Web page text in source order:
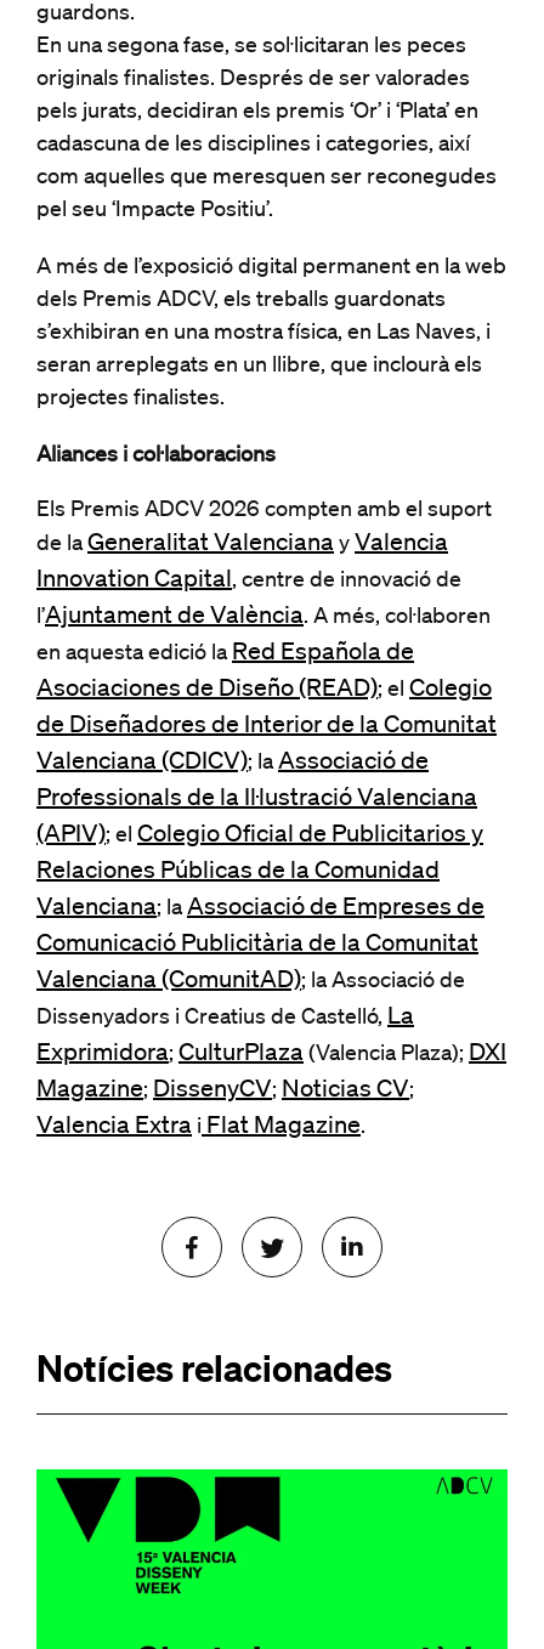
guardons.
En una segona fase, se sol·licitaran les peces
originals finalistes. Després de ser valorades
pels jurats, decidiran els premis ‘Or’ i ‘Plata’ en
cadascuna de les disciplines i categories, així
com aquelles que meresquen ser reconegudes
pel seu ‘Impacte Positiu’.
A més de l’exposició digital permanent en la web
dels Premis ADCV, els treballs guardonats
s’exhibiran en una mostra física, en Las Naves, i
seran arreplegats en un llibre, que inclourà els
projectes finalistes.
Aliances i col·laboracions
Els Premis ADCV 2026 compten amb el suport
de la Generalitat Valenciana y Valencia
Innovation Capital , centre de innovació de
l’Ajuntament de València. A més, col·laboren
en aquesta edició la Red Española de
Asociaciones de Diseño (READ); el Colegio
de Diseñadores de Interior de la Comunitat
Valenciana (CDICV); la Associació de
Professionals de la Il.lustració Valenciana
(APIV); el Colegio Oficial de Publicitarios y
Relaciones Públicas de la Comunidad
Valenciana; la Associació de Empreses de
Comunicació Publicitària de la Comunitat
Valenciana (ComunitAD); la Associació de
Dissenyadors i Creatius de Castelló, La
Exprimidora; CulturPlaza (Valencia Plaza); DXI
Magazine; DissenyCV; Noticias CV;
Valencia Extra i Flat Magazine.
Notícies relacionades